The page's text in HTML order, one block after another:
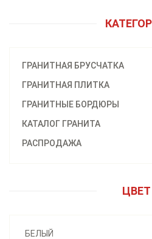
ГРАНИТНАЯ БРУСЧАТКА
ГРАНИТНАЯ ПЛИТКА
ГРАНИТНЫЕ БОРДЮРЫ
КАТАЛОГ ГРАНИТА
РАСПРОДАЖА
ЦВЕТ
БЕЛЫЙ